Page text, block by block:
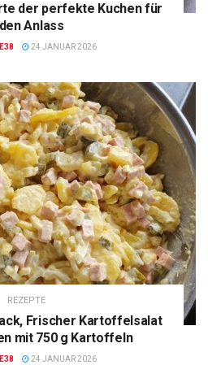
der perfekte Kuchen für
Anlass
24 JANUAR 2026
REZEPTE
Frischer Kartoffelsalat
mit 750 g Kartoffeln
24 JANUAR 2026